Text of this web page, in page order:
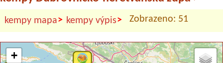
kempy mapa> kempy výpis> Zobrazeno: 51
+